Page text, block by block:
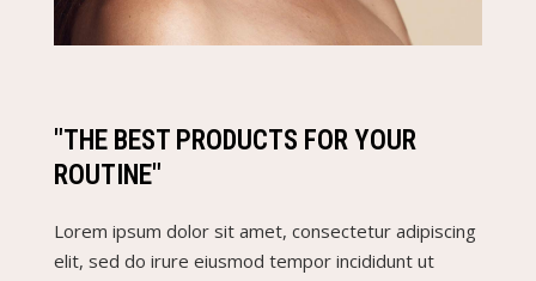
"THE BEST PRODUCTS FOR YOUR
ROUTINE"
Lorem ipsum dolor sit amet, consectetur adipiscing
elit, sed do irure eiusmod tempor incididunt ut